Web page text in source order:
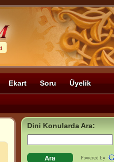
Ekart Soru Üyelik
Dini Konularda Ara: